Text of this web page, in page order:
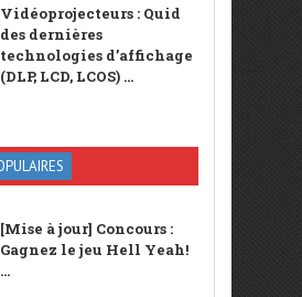
Vidéoprojecteurs : Quid
des dernières
technologies d’affichage
(DLP, LCD, LCOS) ...
[Mise à jour] Concours :
Gagnez le jeu Hell Yeah!
...